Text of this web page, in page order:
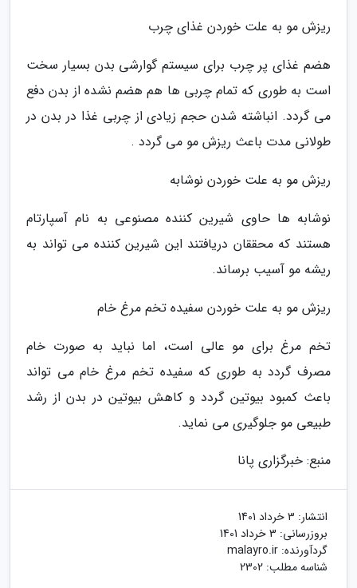
ریزش مو به علت خوردن غذای چرب
هضم غذای پر چرب برای سیستم گوارشی بدن بسیار سخت
است به طوری که تمام چربی ها هم هضم نشده از بدن دفع
می گردد. انباشته شدن حجم زیادی از چربی غذا در بدن در
طولانی مدت باعث ریزش مو می گردد .
ریزش مو به علت خوردن نوشابه
نوشابه ها حاوی شیرین کننده مصنوعی به نام آسپارتام
هستند که محققان دریافتند این شیرین کننده می تواند به
ریشه مو آسیب برساند.
ریزش مو به علت خوردن سفیده تخم مرغ خام
تخم مرغ برای مو عالی است، اما نباید به صورت خام
مصرف گردد به طوری که سفیده تخم مرغ خام می تواند
باعث کمبود بیوتین گردد و کاهش بیوتین در بدن از رشد
طبیعی مو جلوگیری می نماید.
منبع: خبرگزاری پانا
انتشار: 3 خرداد 1401
بروزرسانی: 3 خرداد 1401
گردآورنده: malayro.ir
شناسه مطلب: 2302